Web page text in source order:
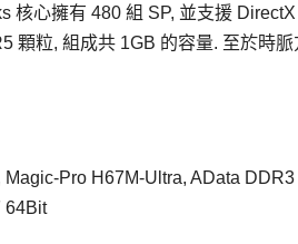
核心擁有 480 組 SP, 並支援
顆粒, 組成共 1GB 的容量. 至於時
Magic-Pro H67M-Ultra, AData
64Bit